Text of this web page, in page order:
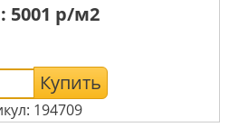
5001 р/м2
Купить
194709